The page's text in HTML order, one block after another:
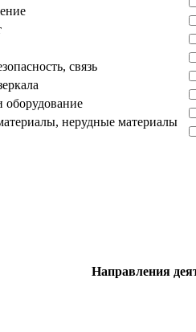
связь
оборудование
нерудные материалы
Направления